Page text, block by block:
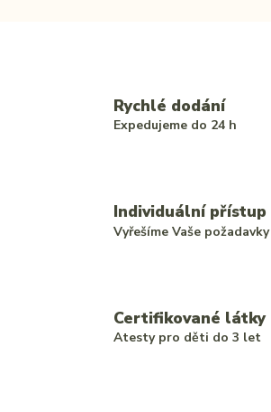
Rychlé dodání
Expedujeme do 24 h
Individuální přístup
Vyřešíme Vaše požadavky
Certifikované látky
Atesty pro děti do 3 let